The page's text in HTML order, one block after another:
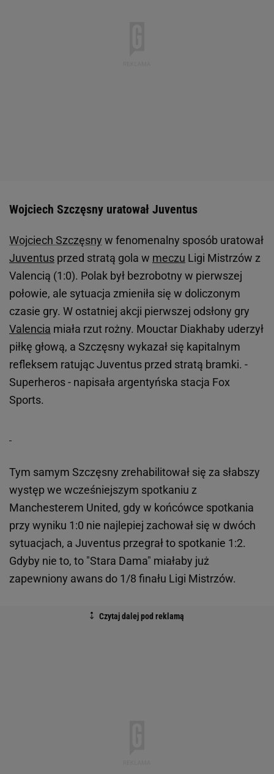
Wojciech Szczęsny uratował Juventus
Wojciech Szczęsny w fenomenalny sposób uratował
Juventus przed stratą gola w meczu Ligi Mistrzów z
Valencią (1:0). Polak był bezrobotny w pierwszej
połowie, ale sytuacja zmieniła się w doliczonym
czasie gry. W ostatniej akcji pierwszej odsłony gry
Valencia miała rzut rożny. Mouctar Diakhaby uderzył
piłkę głową, a Szczęsny wykazał się kapitalnym
refleksem ratując Juventus przed stratą bramki. -
Superheros - napisała argentyńska stacja Fox
Sports.
Tym samym Szczęsny zrehabilitował się za słabszy
występ we wcześniejszym spotkaniu z
Manchesterem United, gdy w końcówce spotkania
przy wyniku 1:0 nie najlepiej zachował się w dwóch
sytuacjach, a Juventus przegrał to spotkanie 1:2.
Gdyby nie to, to "Stara Dama" miałaby już
zapewniony awans do 1/8 finału Ligi Mistrzów.